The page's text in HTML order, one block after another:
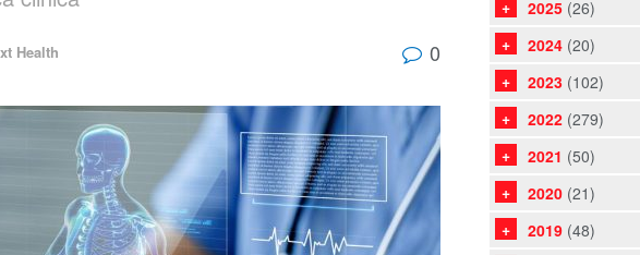
Health 0
2025 (26)
2024 (20)
2023 (102)
2022 (279)
2021 (50)
2020 (21)
2019 (48)